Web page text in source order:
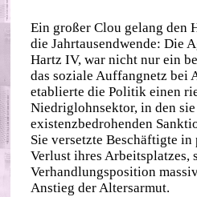
Ein großer Clou gelang den
die Jahrtausendwende: Die
Hartz IV, war nicht nur ein
das soziale Auffangnetz
etablierte die Politik einen
Niedriglohnsektor, in den
existenzbedrohenden
Sie versetzte Beschäftigte
Verlust ihres Arbeitsplatzes,
Verhandlungsposition
Anstieg der Altersarmut.